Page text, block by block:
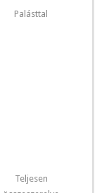
Palásttal
Teljesen